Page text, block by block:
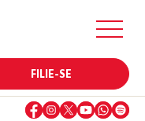
FILIE-SE